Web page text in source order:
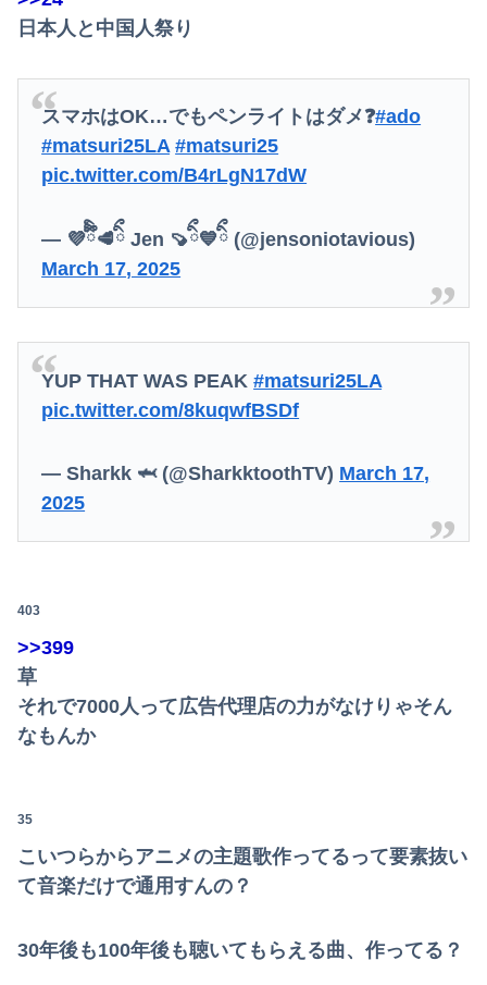
日本人と中国人祭り
スマホはOK…でもペンライトはダメ❓#ado
#matsuri25LA #matsuri25
pic.twitter.com/B4rLgN17dW
— 💜ིིིྀ🥩ིྀ Jen 🍠ིྀ💙ིྀ (@jensoniotavious)
March 17, 2025
YUP THAT WAS PEAK#matsuri25LA
pic.twitter.com/8kuqwfBSDf
— Sharkk 🦈 (@SharkktoothTV) March 17,
2025
403
>>399
草
それで7000人って広告代理店の力がなけりゃそん
なもんか
35
こいつらからアニメの主題歌作ってるって要素抜い
て音楽だけで通用すんの？
30年後も100年後も聴いてもらえる曲、作ってる？